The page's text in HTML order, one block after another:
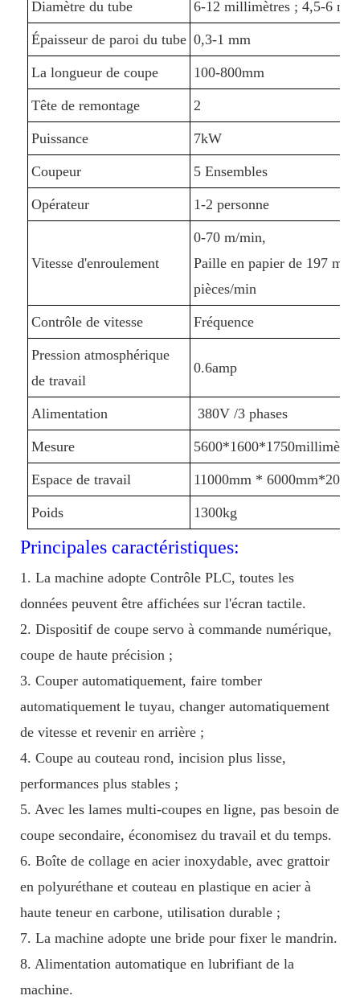
Diamètre du tube 6-12 millimètres ; 4,5-6 mm
Épaisseur de paroi du tube 0,3-1 mm
La longueur de coupe 100-800mm
Tête de remontage 2
Puissance 7kW
Coupeur 5 Ensembles
Opérateur 1-2 personne
Vitesse d'enroulement
0-70 m/min,
Paille en papier de 197
pièces/min
Contrôle de vitesse Fréquence
Pression atmosphérique
de travail
0.6amp
Alimentation 380V /3 phases
Mesure 5600*1600*1750millimètre
Espace de travail 11000mm *
Poids 1300kg
Principales caractéristiques:
1. La machine adopte Contrôle PLC, toutes les
données peuvent être affichées sur l'écran tactile.
2. Dispositif de coupe servo à commande numérique,
coupe de haute précision ;
3. Couper automatiquement, faire tomber
automatiquement le tuyau, changer automatiquement
de vitesse et revenir en arrière ;
4. Coupe au couteau rond, incision plus lisse,
performances plus stables ;
5. Avec les lames multi-coupes en ligne, pas besoin de
coupe secondaire, économisez du travail et du temps.
6. Boîte de collage en acier inoxydable, avec grattoir
en polyuréthane et couteau en plastique en acier à
haute teneur en carbone, utilisation durable ;
7. La machine adopte une bride pour fixer le mandrin.
8. Alimentation automatique en lubrifiant de la
machine.